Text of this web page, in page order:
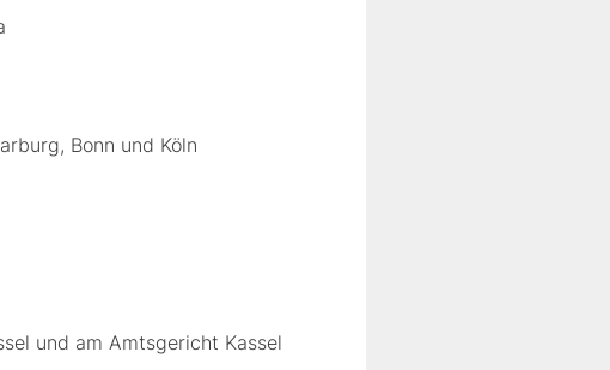
Bonn und Köln
und am Amtsgericht Kassel